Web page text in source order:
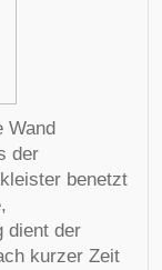
Wand
der
benetzt
dient der
kurzer Zeit